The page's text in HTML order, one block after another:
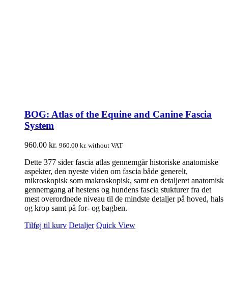
BOG: Atlas of the Equine and Canine Fascia
System
960.00 kr. 960.00 kr. without VAT
Dette 377 sider fascia atlas gennemgår historiske anatomiske
aspekter, den nyeste viden om fascia både generelt,
mikroskopisk som makroskopisk, samt en detaljeret anatomisk
gennemgang af hestens og hundens fascia stukturer fra det
mest overordnede niveau til de mindste detaljer på hoved, hals
og krop samt på for- og bagben.
Tilføj til kurv Detaljer Quick View